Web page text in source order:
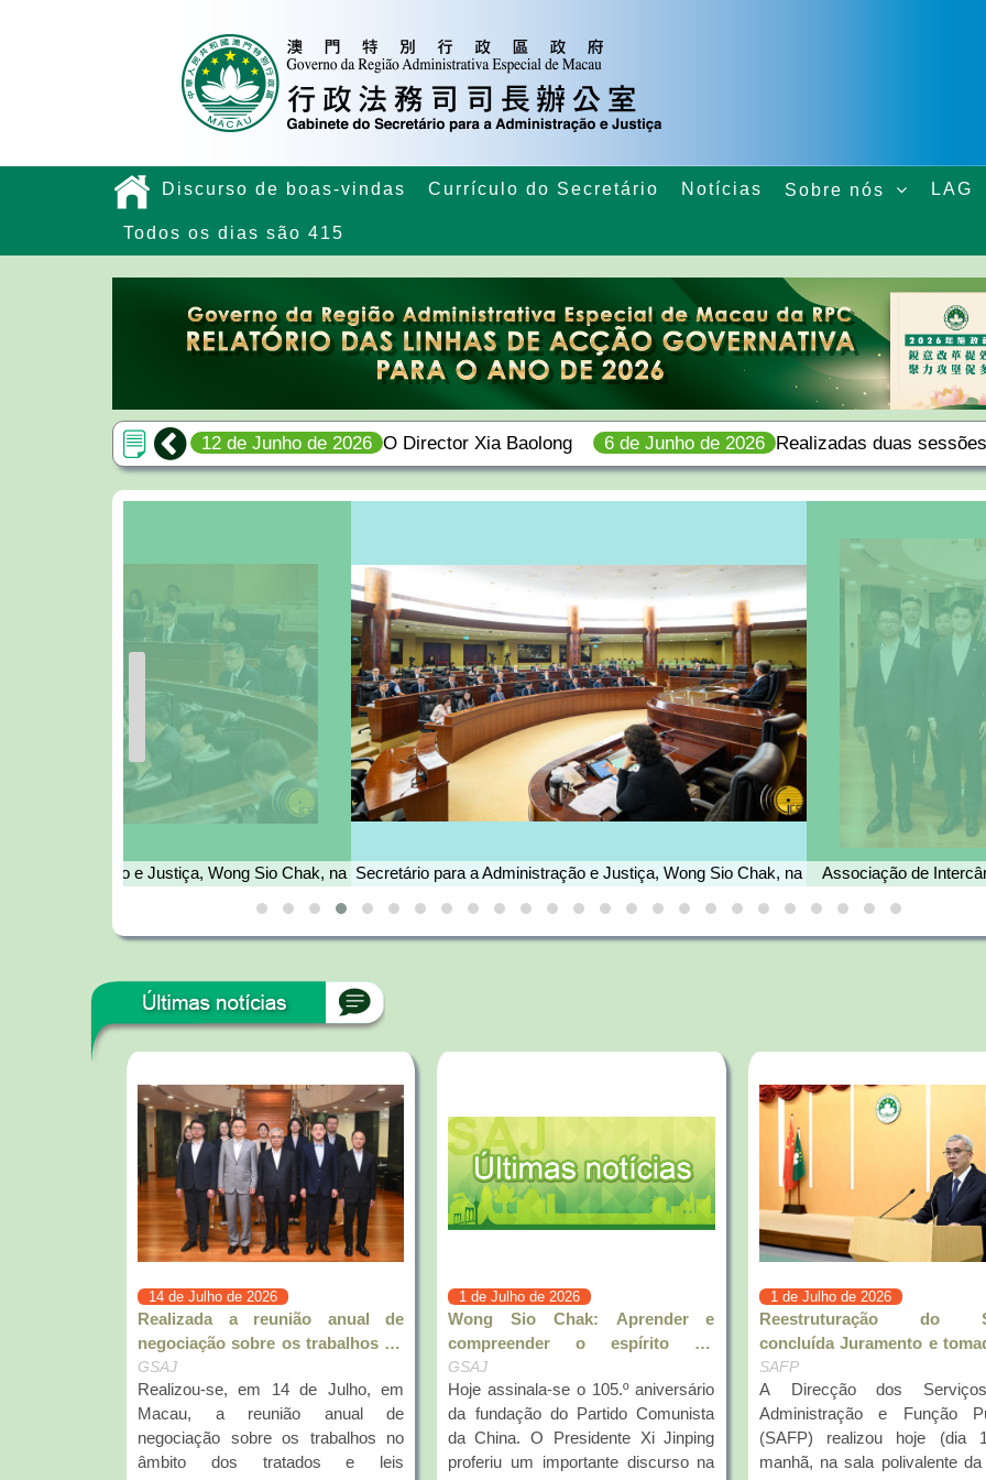
Discurso de boas-vindas Currículo do Secretário Notícias Sobre nós LAG
Todos os dias são 415
Sio Chak: Aprender
os trabalhos
12 de Junho de 2026 O Director Xia Baolong
reúne-se com Wong Sio Chak e a sua comitiva
em Pequim
6 de Junho de 2026 Realizadas duas sessões
de consulta sobre o 3.º Plano Quinquenal
destinadas aos Deputados de Macau à
Macau no Comité Nacional da Conferência
Consultiva Política do Povo Chinês
a Administração e Justiça, Wong Sio Chak, na
Lei n.º 9/2018 ‒ Criação do Instituto para os
Secretário para a Administração e Justiça, Wong Sio Chak, na
Associação de
visita o
14 de Julho de 2026
Realizada a reunião anual de
negociação sobre os trabalhos no
âmbito dos tratados e leis
diplomáticos relacionados com a
RAEM entre a Secretaria para a
Administração e Justiça do
Governo da RAEM e o
GSAJ
Realizou-se, em 14 de Julho, em
Macau, a reunião anual de
negociação sobre os trabalhos no
âmbito dos tratados e leis
1 de Julho de 2026
Wong Sio Chak: Aprender e
compreender o espírito do
importante discurso, realizar
pragmaticamente os trabalhos da
área da Administração e Justiça
GSAJ
Hoje assinala-se o 105.º aniversário
da fundação do Partido Comunista
da China. O Presidente Xi Jinping
proferiu um importante discurso na
1 de Julho de 2026
Reestruturação do
concluída Juramento e
posse da Directora e
Subdirectores
SAFP
A Direcção dos
Administração e Função
(SAFP) realizou hoje (dia 1) de
manhã, na sala polivalente da